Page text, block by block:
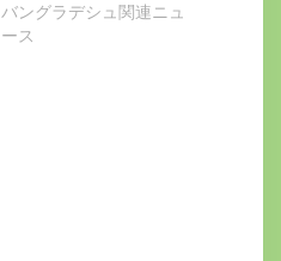
バングラデシュ関連ニュ
ース